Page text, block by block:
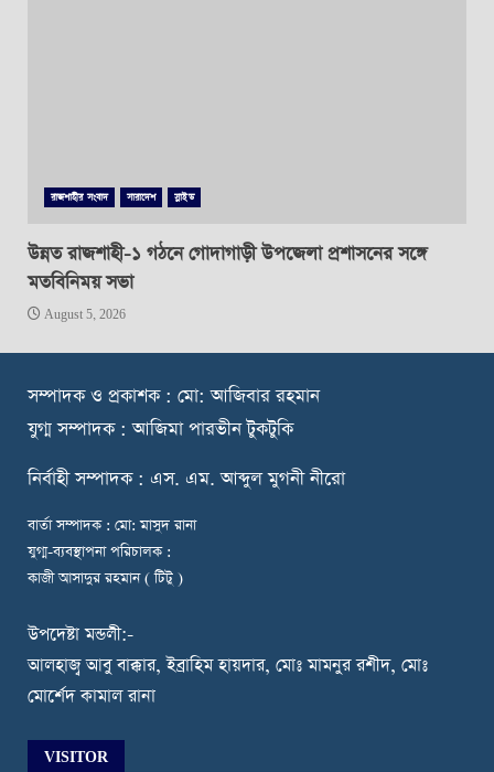
রাজশাহীর সংবাদ সারাদেশ স্লাইড
উন্নত রাজশাহী-১ গঠনে গোদাগাড়ী উপজেলা প্রশাসনের সঙ্গে
মতবিনিময় সভা
August 5, 2026
সম্পাদক ও প্রকাশক : মো: আজিবার রহমান
যুগ্ম সম্পাদক : আজিমা পারভীন টুকটুকি
নির্বাহী সম্পাদক : এস. এম. আব্দুল মুগনী নীরো
বার্তা সম্পাদক : মো: মাসুদ রানা
যুগ্ম-ব্যবস্থাপনা পরিচালক :
কাজী আসাদুর রহমান ( টিটু )
উপদেষ্টা মন্ডলী:-
আলহাজ্ব আবু বাক্কার, ইব্রাহিম হায়দার, মোঃ মামনুর রশীদ, মোঃ
মোর্শেদ কামাল রানা
VISITOR